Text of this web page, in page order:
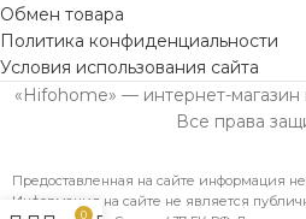
Обмен товара
Политика конфиденциальности
Условия использования сайта
«Hifohome» — интернет-
Все права
Предоставленная на сайте информация
Информация на сайте не является
0